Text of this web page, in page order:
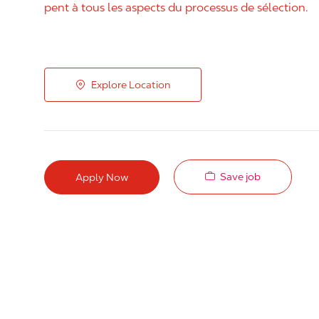
pent à tous les aspects du processus de sélection.
Explore Location
Apply Now Save job